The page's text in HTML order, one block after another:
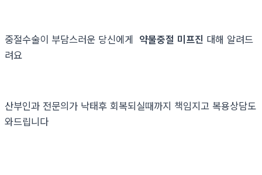
중절수술이 부담스러운 당신에게 약물중절 미프진 대해 알려드
려요
산부인과 전문의가 낙태후 회복되실때까지 책임지고 복용상담도
와드립니다